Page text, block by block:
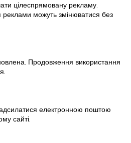
цілеспрямовану рекламу.
можуть змінюватися без
Продовження використання
електронною поштою
сайті.